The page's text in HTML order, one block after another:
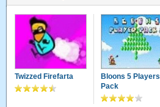
Twizzed Firefarta
Bloons 5 Players
Pack